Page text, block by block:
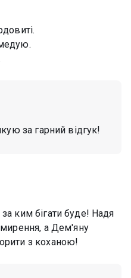
за гарний відгук!
ким бігати буде! Надя
а Дем'яну
з коханою!